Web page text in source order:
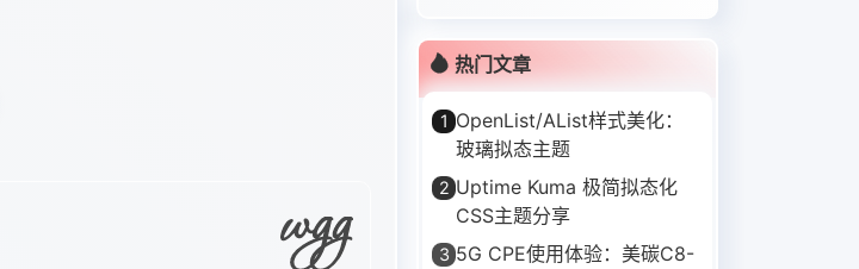
热门文章
1 OpenList/AList样式美化：
玻璃拟态主题
2 Uptime Kuma 极简拟态化
CSS主题分享
3 5G CPE使用体验：美碳C8-